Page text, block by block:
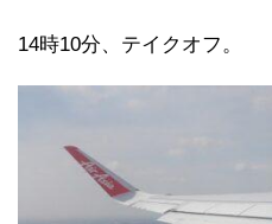
14時10分、テイクオフ。